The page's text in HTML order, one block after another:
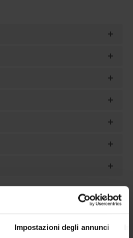
Impostazioni degli annunci